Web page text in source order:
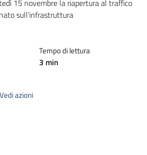
15 novembre la riapertura al traffico
sull’infrastruttura
Tempo di lettura
3 min
Vedi azioni